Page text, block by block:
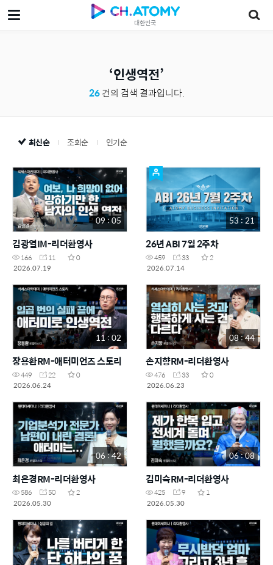
대한민국
인생역전
26건의 검색 결과입니다.
최신순 조회순 인기순
09 : 05
김광열IM-리더환영사
166 11
0
2026.07.19
53 : 21
26년 ABI 7월 2주차
459 33
2
2026.07.14
11 : 02
장용환RM-애터미언즈 스토리
449 22
0
2026.06.24
08 : 44
손지향RM-리더환영사
476 33
0
2026.06.23
06 : 42
최은경RM-리더환영사
586 50
2
2026.05.30
06 : 08
김미숙RM-리더환영사
425 9
1
2026.05.30